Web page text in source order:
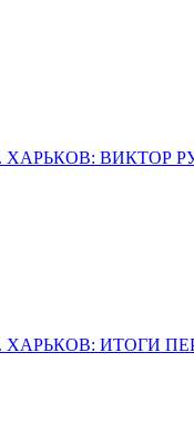
ВИКТОР
ИТОГИ